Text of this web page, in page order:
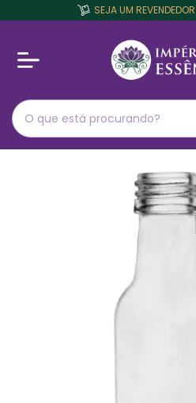
SEJA UM